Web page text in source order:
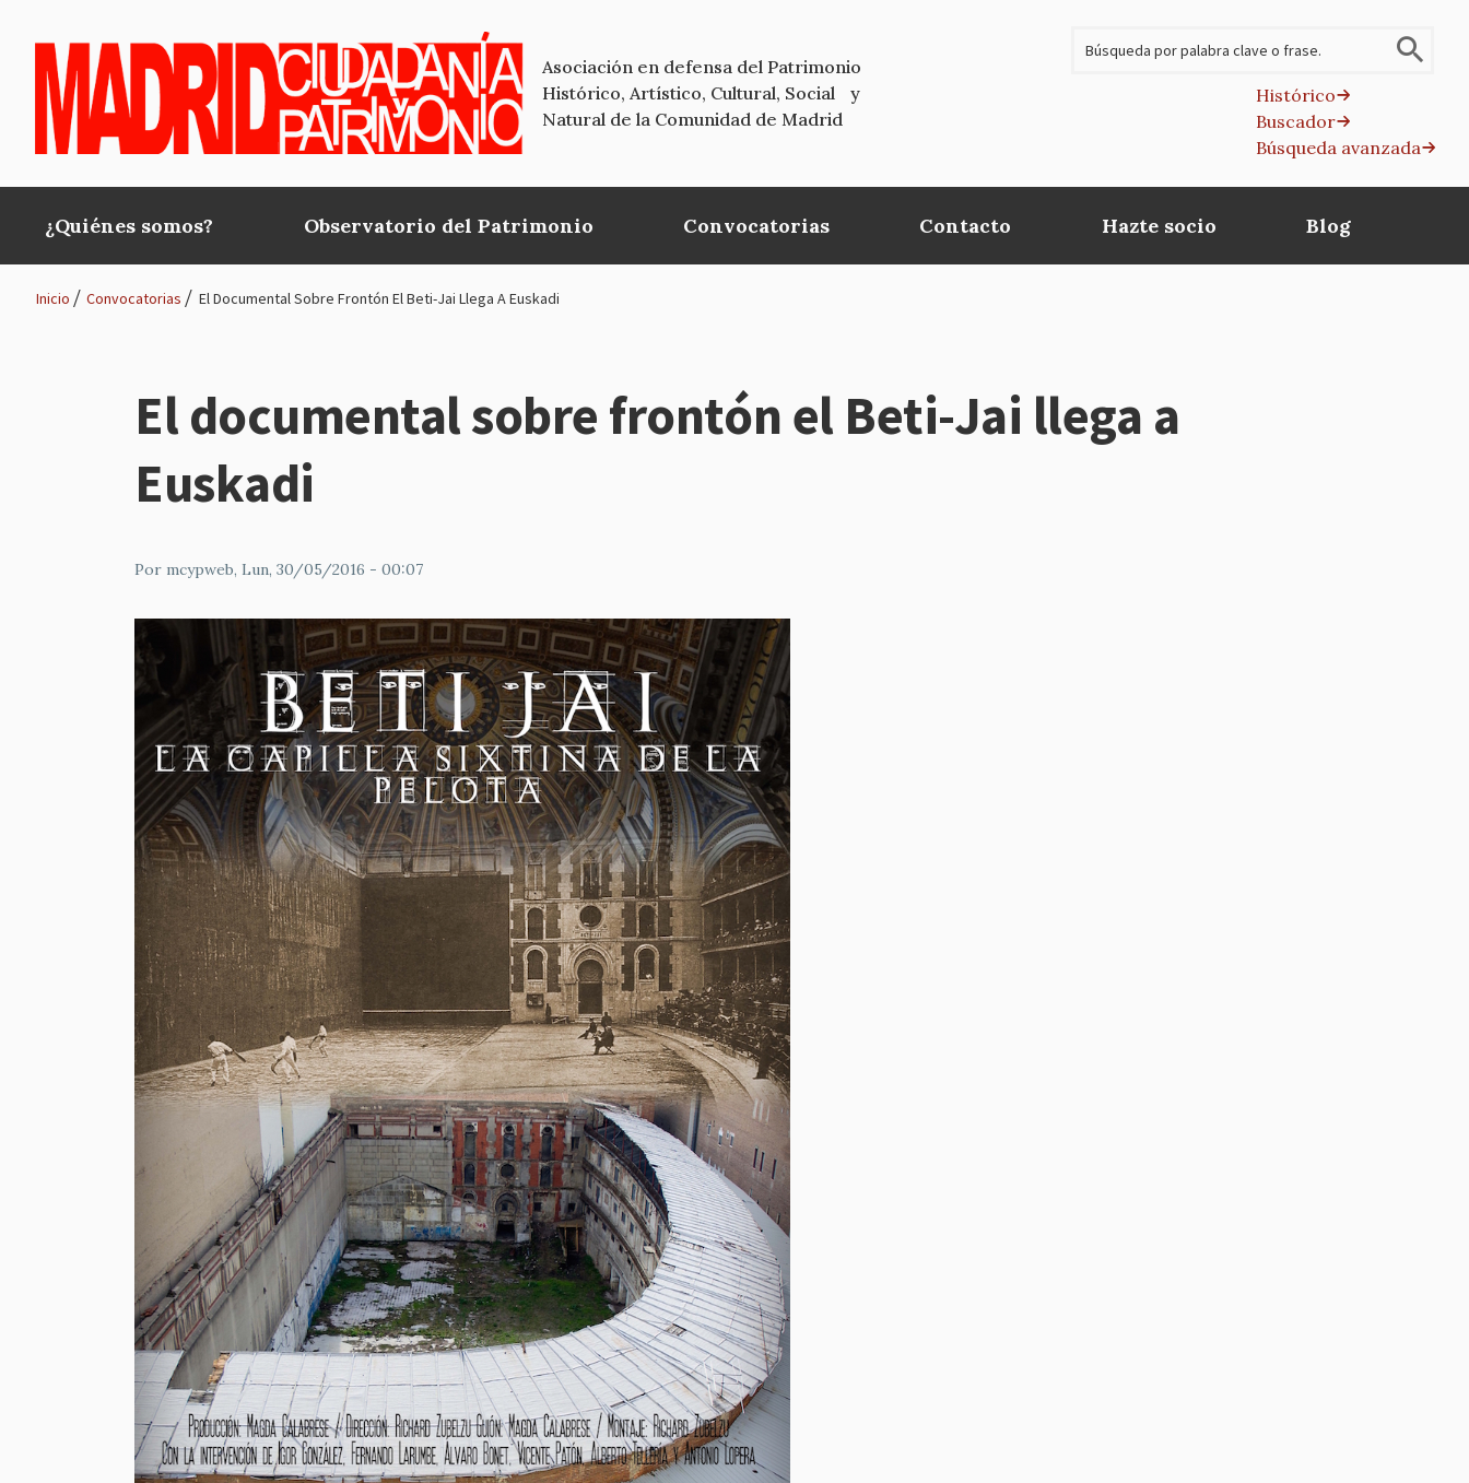
Asociación en defensa del Patrimonio
Histórico, Artístico, Cultural, Social y
Natural de la Comunidad de Madrid
Histórico
Buscador
Búsqueda avanzada
Main
navigation
¿Quiénes somos? Observatorio del Patrimonio Convocatorias Contacto Hazte socio Blog
Inicio Convocatorias El Documental Sobre Frontón El Beti-Jai Llega A Euskadi
El documental sobre frontón el Beti-Jai llega a
Euskadi
Por mcypweb, Lun, 30/05/2016 - 00:07